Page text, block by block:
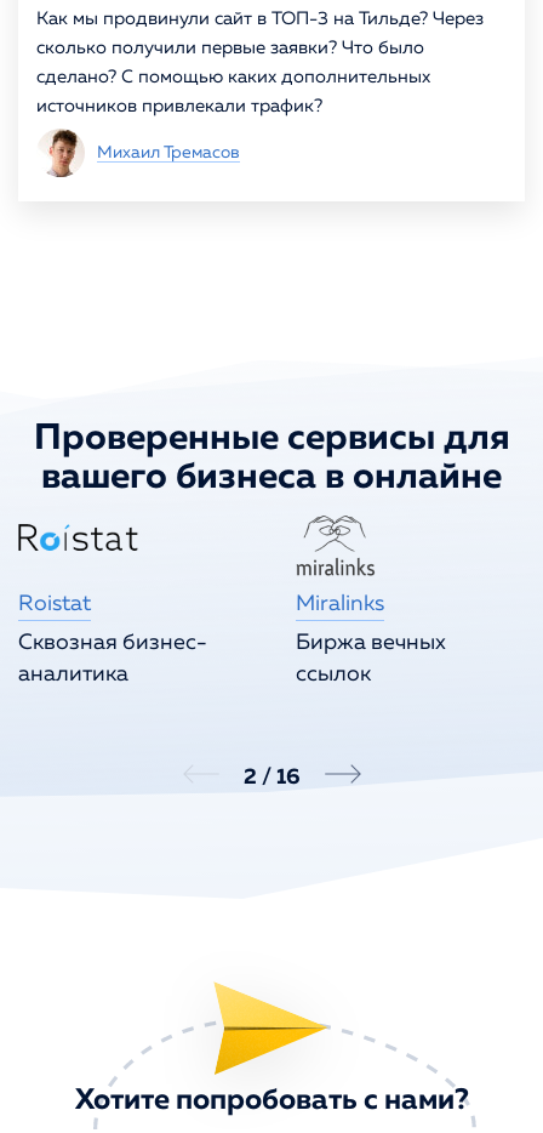
Как мы продвинули сайт в ТОП-3 на Тильде? Через
сколько получили первые заявки? Что было
сделано? С помощью каких дополнительных
источников привлекали трафик?
Михаил Тремасов
Проверенные сервисы для
вашего бизнеса в онлайне
Roistat
Сквозная бизнес-
аналитика
Miralinks
Биржа вечных
ссылок
2 / 16
Хотите попробовать с нами?